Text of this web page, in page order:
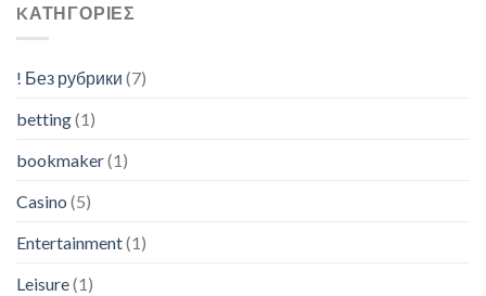
KΑΤΗΓΟΡΊΕΣ
! Без рубрики (7)
betting(1)
bookmaker(1)
Casino (5)
Entertainment(1)
Leisure(1)